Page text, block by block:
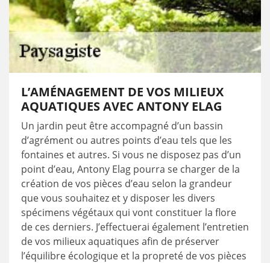
L’AMÉNAGEMENT DE VOS MILIEUX
AQUATIQUES AVEC ANTONY ELAG
Un jardin peut être accompagné d’un bassin
d’agrément ou autres points d’eau tels que les
fontaines et autres. Si vous ne disposez pas d’un
point d’eau, Antony Elag pourra se charger de la
création de vos pièces d’eau selon la grandeur
que vous souhaitez et y disposer les divers
spécimens végétaux qui vont constituer la flore
de ces derniers. J’effectuerai également l’entretien
de vos milieux aquatiques afin de préserver
l’équilibre écologique et la propreté de vos pièces